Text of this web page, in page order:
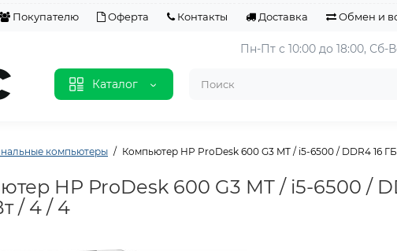
Покупателю Оферта Контакты Доставка Обмен и
Каталог
Пн-Пт с 10:00 до 18:00, Сб-
компьютеры Компьютер HP ProDesk 600 G3 MT / i5-6500 / DDR4 16
HP ProDesk 600 G3 MT / i5-6500 /
/ 4 / 4